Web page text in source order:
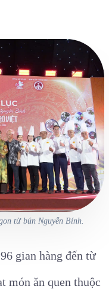
từ bún Nguyễn Bính.
gian hàng đến từ
món ăn quen thuộc